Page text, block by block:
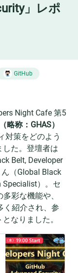
」レポ
GitHub
Night Cafe 第5
略称：GHAS）
対策をどのよう
た。登壇者は
Belt, Developer
（Global Black
Specialist）。セ
彩な機能や、
く紹介され、参
なりました。